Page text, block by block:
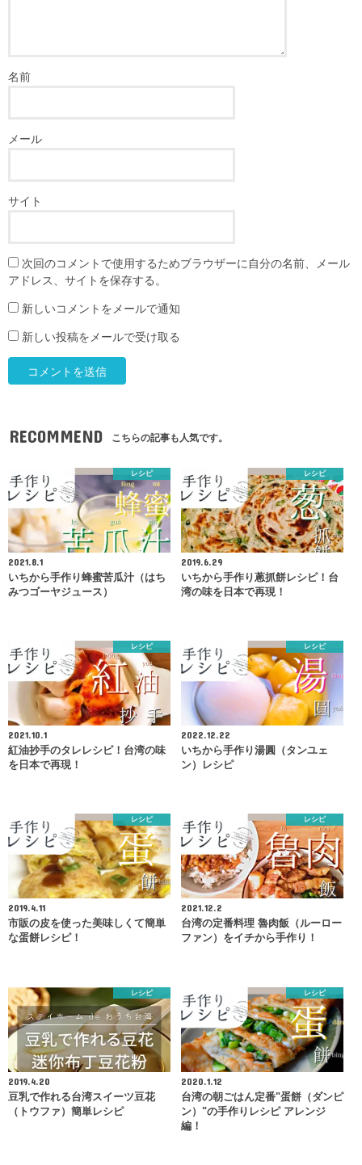
名前
メール
サイト
次回のコメントで使用するためブラウザーに自分の名前、メール
アドレス、サイトを保存する。
新しいコメントをメールで通知
新しい投稿をメールで受け取る
RECOMMEND こちらの記事も人気です。
レシピ
2021.8.1
いちから手作り蜂蜜苦瓜汁（はち
みつゴーヤジュース）
レシピ
2019.6.29
いちから手作り蔥抓餅レシピ！台
湾の味を日本で再現！
レシピ
2021.10.1
紅油抄手のタレレシピ！台湾の味
を日本で再現！
レシピ
2022.12.22
いちから手作り湯圓（タンユェ
ン）レシピ
レシピ
2019.4.11
市販の皮を使った美味しくて簡単
な蛋餅レシピ！
レシピ
2021.12.2
台湾の定番料理 魯肉飯（ルーロー
ファン）をイチから手作り！
レシピ
2019.4.20
豆乳で作れる台湾スイーツ豆花
（トウファ）簡単レシピ
レシピ
2020.1.12
台湾の朝ごはん定番"蛋餅（ダンピ
ン）"の手作りレシピ アレンジ
編！